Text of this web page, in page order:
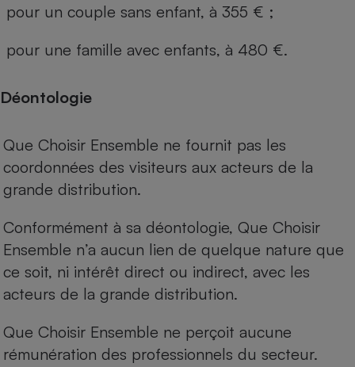
pour un couple sans enfant, à 355 € ;
pour une famille avec enfants, à 480 €.
Déontologie
Que Choisir Ensemble ne fournit pas les
coordonnées des visiteurs aux acteurs de la
grande distribution.
Conformément à sa déontologie, Que Choisir
Ensemble n’a aucun lien de quelque nature que
ce soit, ni intérêt direct ou indirect, avec les
acteurs de la grande distribution.
Que Choisir Ensemble ne perçoit aucune
rémunération des professionnels du secteur.